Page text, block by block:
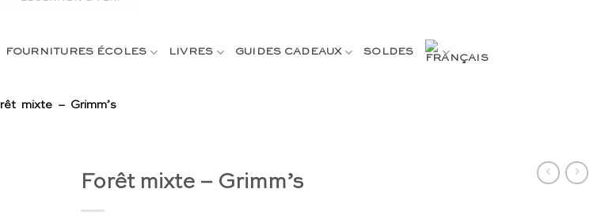
FOURNITURES ÉCOLES LIVRES GUIDES CADEAUX SOLDES
mixte – Grimm’s
Forêt mixte – Grimm’s